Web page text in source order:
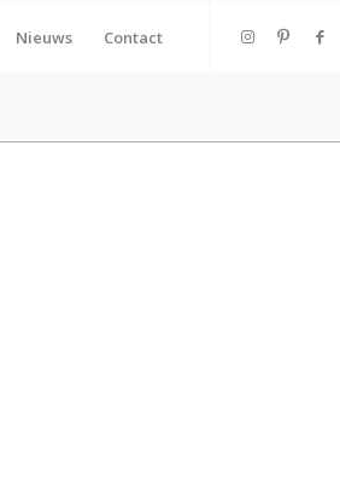
Nieuws Contact